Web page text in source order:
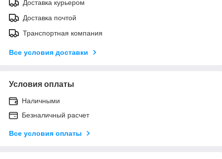
Доставка курьером
Доставка почтой
Транспортная компания
Все условия доставки
Условия оплаты
Наличными
Безналичный расчет
Все условия оплаты